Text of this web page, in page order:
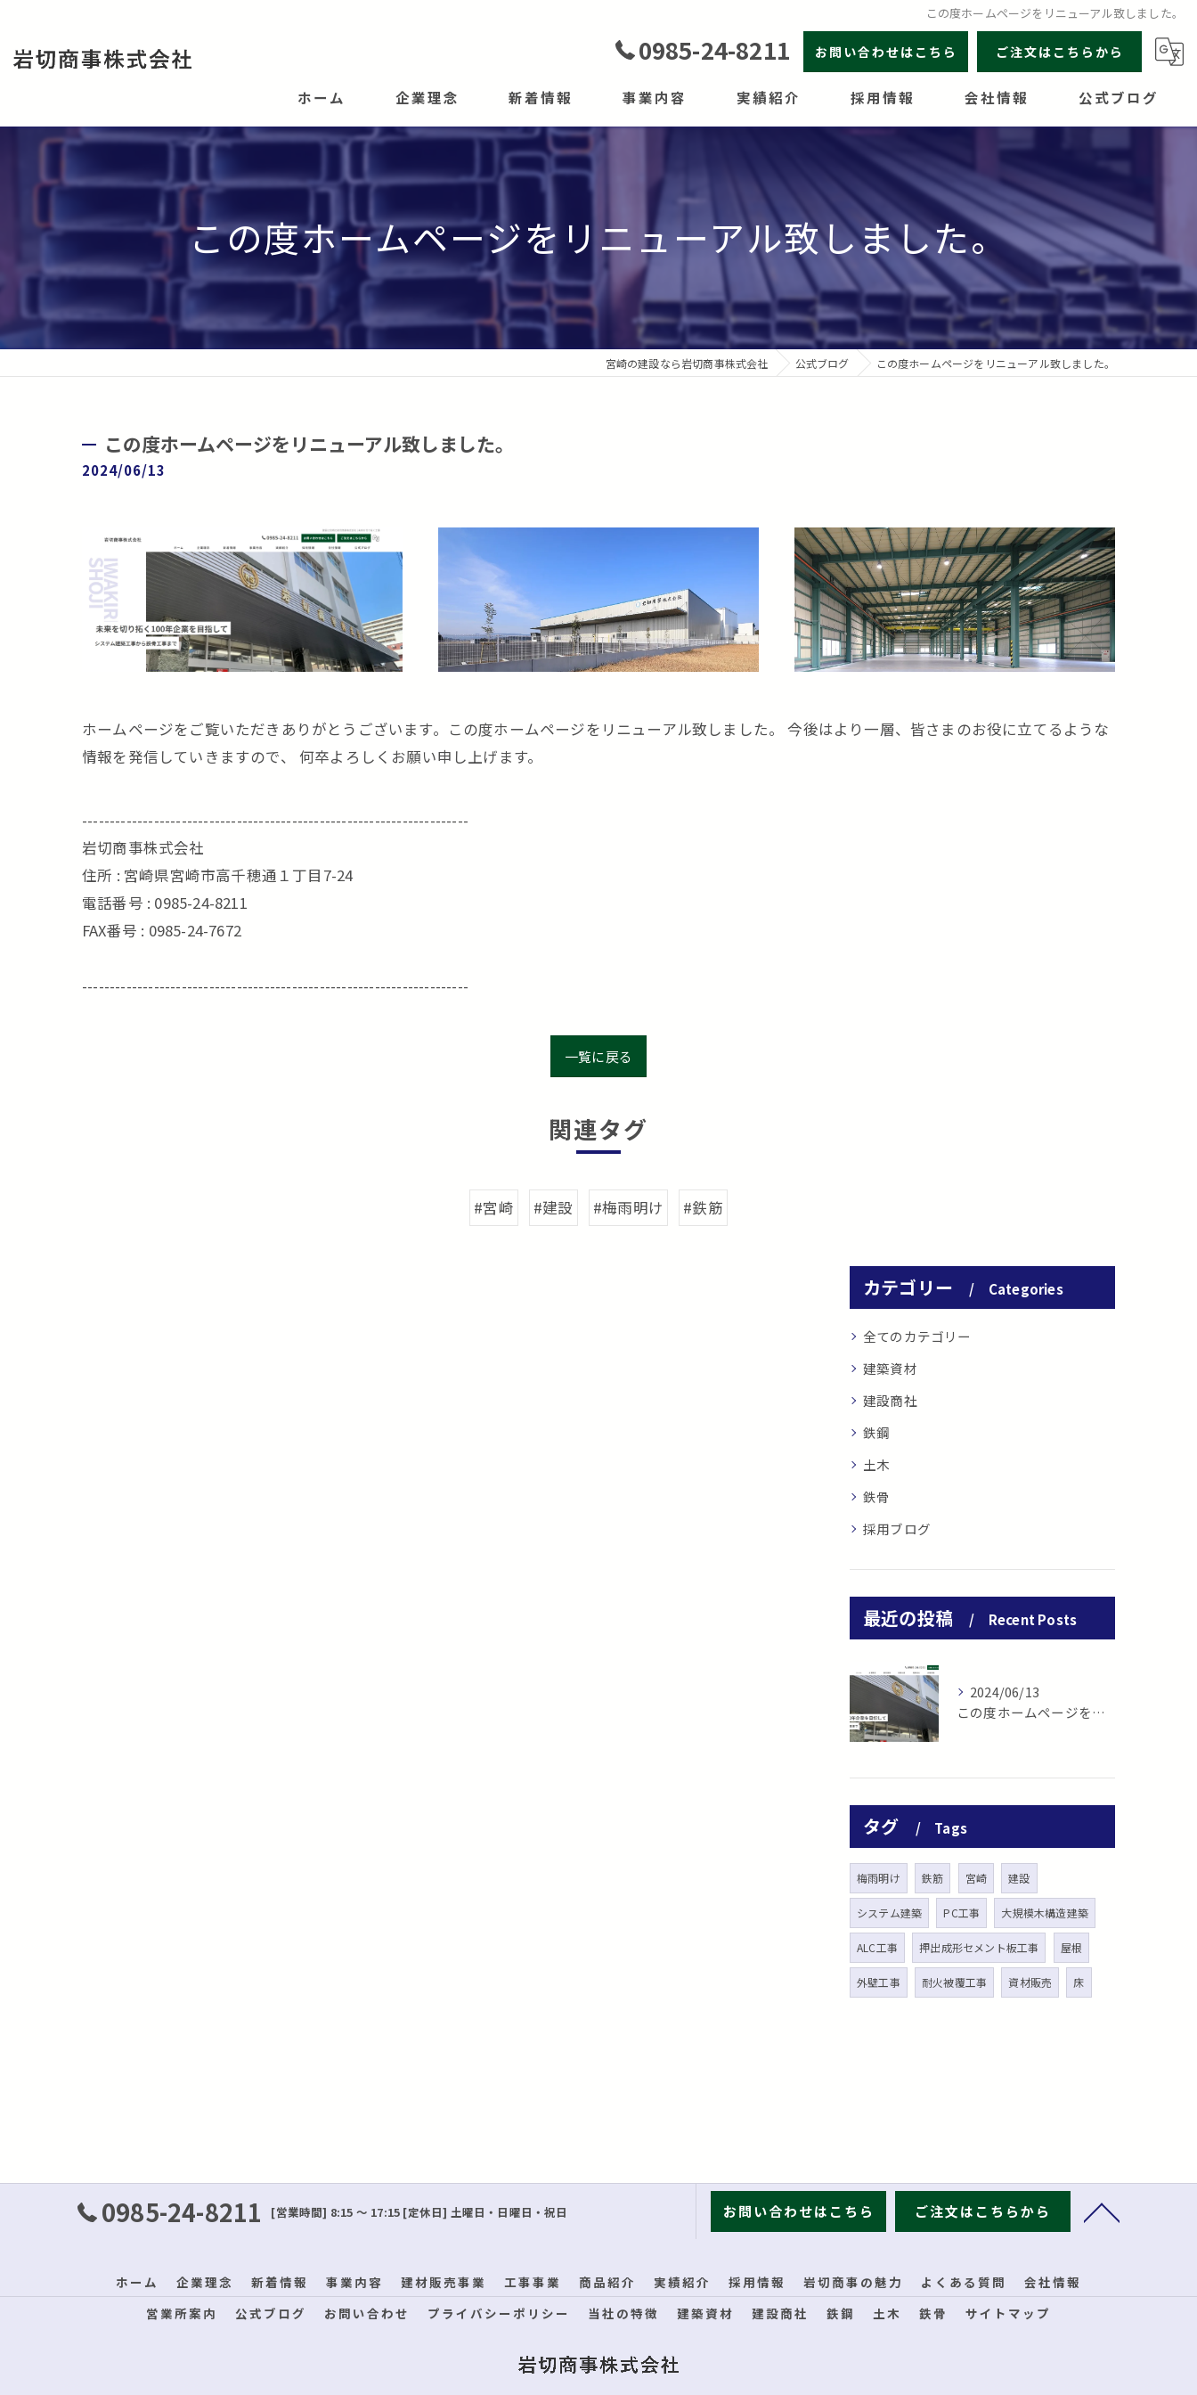
この度ホームページをリニューアル致しました。
0985-24-8211 お問い合わせはこちら ご注文はこちらから
ホーム 企業理念 新着情報 事業内容
商品紹介
実績紹介 採用情報
岩切商事の魅力
会社情報 公式ブログ
この度ホームページをリニューアル致しました。
宮崎の建設なら岩切商事株式会社 公式ブログ この度ホームページをリニューアル致しました。
この度ホームページをリニューアル致しました。
2024/06/13
ホームページをご覧いただきありがとうございます。この度ホームページをリニューアル致しました。 今後はより一層、皆さまのお役に立てるような
情報を発信していきますので、 何卒よろしくお願い申し上げます。
----------------------------------------------------------------------
岩切商事株式会社
住所 : 宮崎県宮崎市高千穂通１丁目7-24
電話番号 : 0985-24-8211
FAX番号 : 0985-24-7672
----------------------------------------------------------------------
一覧に戻る
関連タグ
#宮崎 #建設 #梅雨明け #鉄筋
カテゴリー Categories
全てのカテゴリー
建築資材
建設商社
鉄鋼
土木
鉄骨
採用ブログ
最近の投稿 Recent Posts
2024/06/13
この度ホームページをリニューアル致しました。
タグ Tags
梅雨明け 鉄筋 宮崎 建設
システム建築 PC工事 大規模木構造建築
ALC工事 押出成形セメント板工事 屋根
外壁工事 耐火被覆工事 資材販売 床
0985-24-8211 [営業時間] 8:15 ～ 17:15 [定休日] 土曜日・日曜日・祝日 お問い合わせはこちら ご注文はこちらから
ホーム 企業理念 新着情報 事業内容 建材販売事業 工事事業 商品紹介 実績紹介 採用情報 岩切商事の魅力 よくある質問
会社情報
営業所案内
公式ブログ お問い合わせ プライバシーポリシー 当社の特徴 建築資材 建設商社 鉄鋼 土木 鉄骨 サイトマップ